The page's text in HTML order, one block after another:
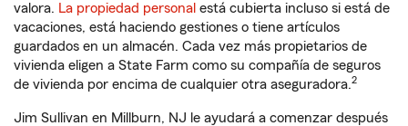
valora. La propiedad personal está cubierta incluso si está de
vacaciones, está haciendo gestiones o tiene artículos
guardados en un almacén. Cada vez más propietarios de
vivienda eligen a State Farm como su compañía de seguros
de vivienda por encima de cualquier otra aseguradora.2
Jim Sullivan en Millburn, NJ le ayudará a comenzar después